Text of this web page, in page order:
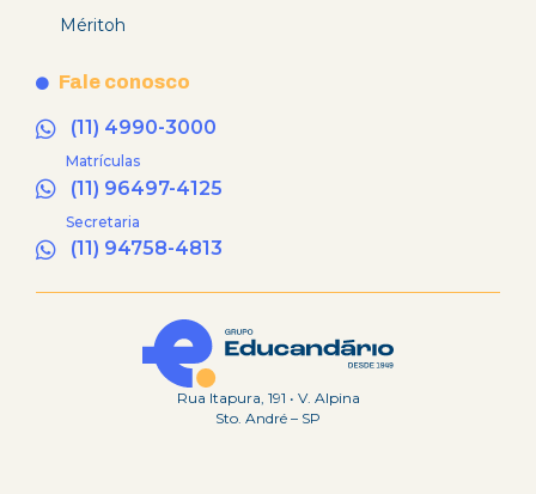
Méritoh
Fale conosco
(11) 4990-3000
Matrículas
(11) 96497-4125
Secretaria
(11) 94758-4813
Rua Itapura, 191 • V. Alpina
Sto. André – SP